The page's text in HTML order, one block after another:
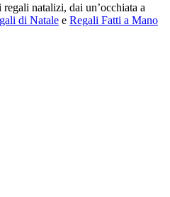
natalizi, dai un’occhiata a
di Natale e Regali Fatti a Mano